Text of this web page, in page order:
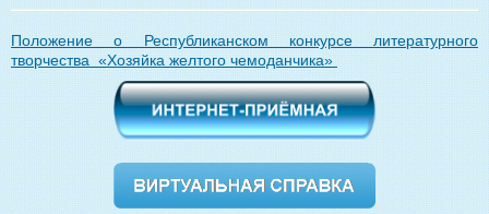
Положение о Республиканском конкурсе литературного
творчества «Хозяйка желтого чемоданчика»